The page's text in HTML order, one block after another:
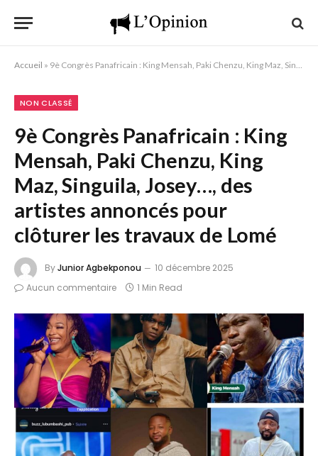
Accueil » 9è Congrès Panafricain : King Mensah, Paki Chenzu, King Maz, Singuila, Josey…, des artistes annoncés pour clôturer les travaux de Lomé
NON CLASSÉ
9è Congrès Panafricain : King
Mensah, Paki Chenzu, King
Maz, Singuila, Josey…, des
artistes annoncés pour
clôturer les travaux de Lomé
ByJunior Agbekponou
10 décembre 2025
Aucun commentaire
1 Min Read